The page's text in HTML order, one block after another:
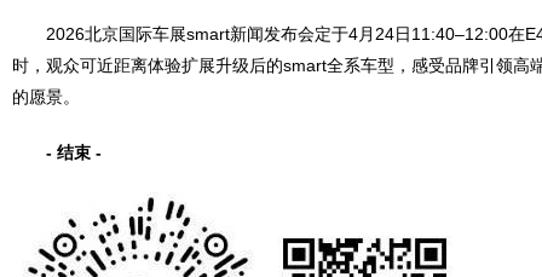
2026北京国际车展smart新闻发布会定于4月24日11:40–12:00在
时，观众可近距离体验扩展升级后的smart全系车型，感受品牌引领高
的愿景。
- 结束 -